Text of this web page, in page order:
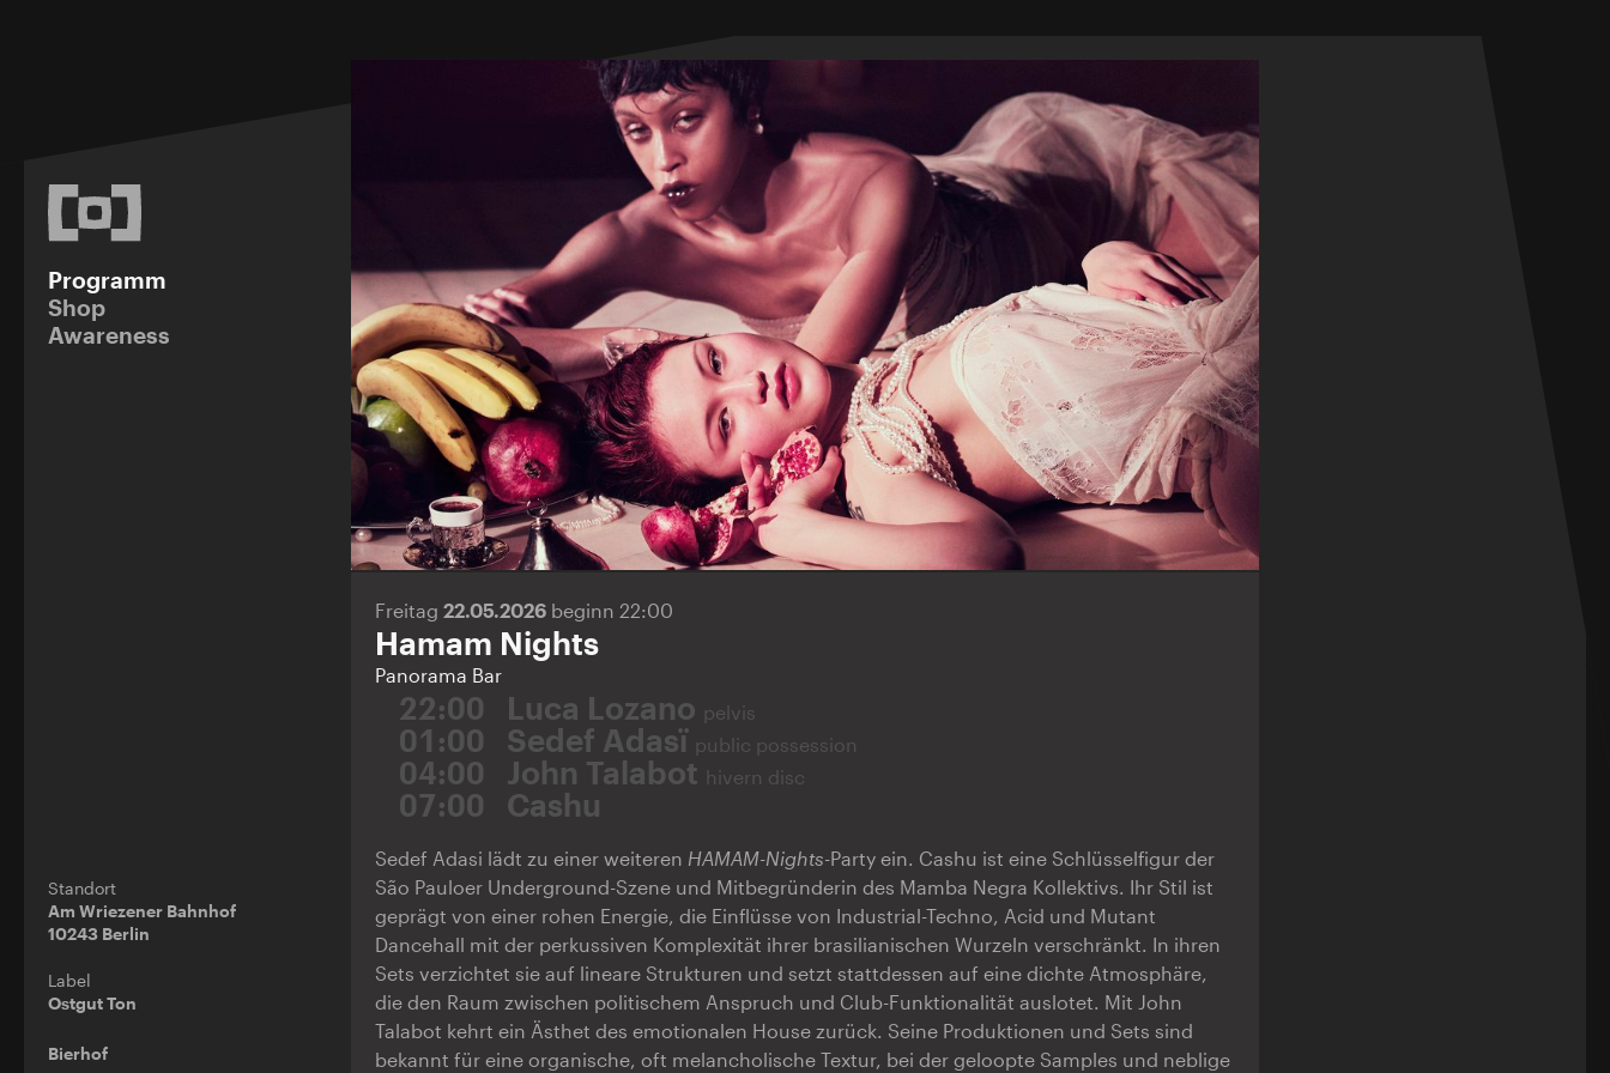
Programm
Shop
Awareness
Standort
Am Wriezener Bahnhof
10243 Berlin
Label
Ostgut Ton
Bierhof
Freitag 22.05.2026 beginn 22:00
Hamam Nights
Panorama Bar
22:00 Luca Lozano pelvis
01:00 Sedef Adasï public possession
04:00 John Talabot hivern disc
07:00 Cashu
Sedef Adasi lädt zu einer weiteren HAMAM-Nights-Party ein. Cashu ist eine Schlüsselfigur der
São Pauloer Underground-Szene und Mitbegründerin des Mamba Negra Kollektivs. Ihr Stil ist
geprägt von einer rohen Energie, die Einflüsse von Industrial-Techno, Acid und Mutant
Dancehall mit der perkussiven Komplexität ihrer brasilianischen Wurzeln verschränkt. In ihren
Sets verzichtet sie auf lineare Strukturen und setzt stattdessen auf eine dichte Atmosphäre,
die den Raum zwischen politischem Anspruch und Club-Funktionalität auslotet. Mit John
Talabot kehrt ein Ästhet des emotionalen House zurück. Seine Produktionen und Sets sind
bekannt für eine organische, oft melancholische Textur, bei der geloopte Samples und neblige